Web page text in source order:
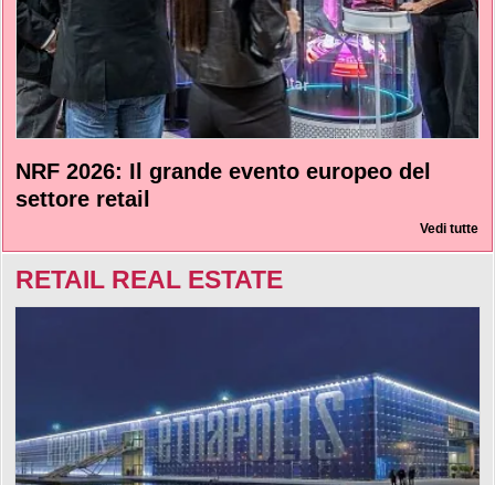
NRF 2026: Il grande evento europeo del
settore retail
Vedi tutte
RETAIL REAL ESTATE